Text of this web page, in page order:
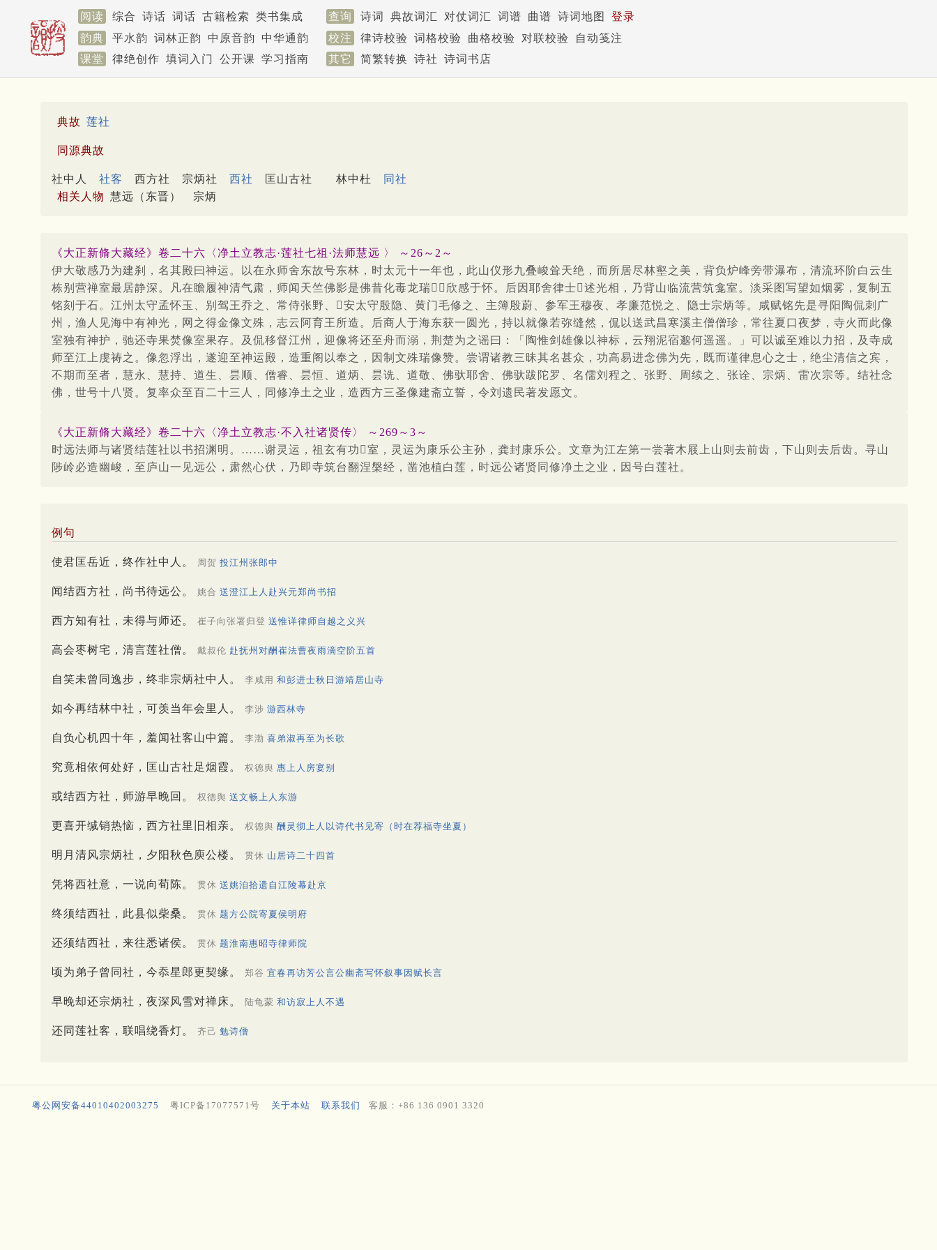
阅读 综合 诗话 词话 古籍检索 类书集成 查询 诗词 典故词汇 对仗词汇 词谱 曲谱 诗词地图
登录
韵典
平水韵 词林正韵 中原音韵 中华通韵 校注 律诗校验 词格校验 曲格校验 对联校验
自动笺注
课堂
律绝创作 填词入门 公开课 学习指南 其它 简繁转换 诗社 诗词书店
典故 莲社
同源典故
社中人 社客 西方社 宗炳社 西社 匡山古社 林中杜
同社
相关人物 慧远（东晋） 宗炳
《大正新脩大藏经》卷二十六〈净土立教志·莲社七祖·法师慧远 〉 ～26～2～
伊大敬感乃为建刹，名其殿曰神运。以在永师舍东故号东林，时太元十一年也，此山仪形九叠峻耸天绝，而所居尽林壑之美，背负炉峰旁带瀑布，清流环阶白云生
栋别营禅室最居静深。凡在瞻履神清气肃，师闻天竺佛影是佛昔化毒龙瑞，欣感于怀。后因耶舍律士述光相，乃背山临流营筑龛室。淡采图写望如烟雾，复制五
铭刻于石。江州太守孟怀玉、别驾王乔之、常侍张野、安太守殷隐、黄门毛修之、主簿殷蔚、参军王穆夜、孝廉范悦之、隐士宗炳等。咸赋铭先是寻阳陶侃刺广
州，渔人见海中有神光，网之得金像文殊，志云阿育王所造。后商人于海东获一圆光，持以就像若弥缝然，侃以送武昌寒溪主僧僧珍，常往夏口夜梦，寺火而此像
室独有神护，驰还寺果焚像室果存。及侃移督江州，迎像将还至舟而溺，荆楚为之谣曰：「陶惟剑雄像以神标，云翔泥宿邈何遥遥。」可以诚至难以力招，及寺成
师至江上虔祷之。像忽浮出，遂迎至神运殿，造重阁以奉之，因制文殊瑞像赞。尝谓诸教三昧其名甚众，功高易进念佛为先，既而谨律息心之士，绝尘清信之宾，
不期而至者，慧永、慧持、道生、昙顺、僧睿、昙恒、道炳、昙诜、道敬、佛驮耶舍、佛驮跋陀罗、名儒刘程之、张野、周续之、张诠、宗炳、雷次宗等。结社念
佛，世号十八贤。复率众至百二十三人，同修净土之业，造西方三圣像建斋立誓，令刘遗民著发愿文。
《大正新脩大藏经》卷二十六〈净土立教志·不入社诸贤传〉 ～269～3～
时远法师与诸贤结莲社以书招渊明。……谢灵运，祖玄有功室，灵运为康乐公主孙，龚封康乐公。文章为江左第一尝著木屐上山则去前齿，下山则去后齿。寻山
陟岭必造幽峻，至庐山一见远公，肃然心伏，乃即寺筑台翻涅槃经，凿池植白莲，时远公诸贤同修净土之业，因号白莲社。
例句
使君匡岳近，终作社中人。 周贺 投江州张郎中
闻结西方社，尚书待远公。 姚合 送澄江上人赴兴元郑尚书招
西方知有社，未得与师还。 崔子向张署归登 送惟详律师自越之义兴
高会枣树宅，清言莲社僧。 戴叔伦 赴抚州对酬崔法曹夜雨滴空阶五首
自笑未曾同逸步，终非宗炳社中人。 李咸用 和彭进士秋日游靖居山寺
如今再结林中社，可羡当年会里人。 李涉 游西林寺
自负心机四十年，羞闻社客山中篇。 李渤 喜弟淑再至为长歌
究竟相依何处好，匡山古社足烟霞。 权德舆 惠上人房宴别
或结西方社，师游早晚回。 权德舆 送文畅上人东游
更喜开缄销热恼，西方社里旧相亲。 权德舆 酬灵彻上人以诗代书见寄（时在荐福寺坐夏）
明月清风宗炳社，夕阳秋色庾公楼。 贯休 山居诗二十四首
凭将西社意，一说向荀陈。 贯休 送姚洎拾遗自江陵幕赴京
终须结西社，此县似柴桑。 贯休 题方公院寄夏侯明府
还须结西社，来往悉诸侯。 贯休 题淮南惠昭寺律师院
顷为弟子曾同社，今忝星郎更契缘。 郑谷 宜春再访芳公言公幽斋写怀叙事因赋长言
早晚却还宗炳社，夜深风雪对禅床。 陆龟蒙 和访寂上人不遇
还同莲社客，联唱绕香灯。 齐己 勉诗僧
粤公网安备44010402003275 粤ICP备17077571号 关于本站 联系我们 客服：+86 136 0901 3320